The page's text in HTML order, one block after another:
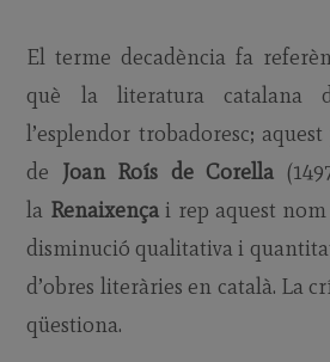
El terme decadència fa
què la literatura catalana
l’esplendor trobadoresc;
de Joan Roís de Corella
la Renaixençai rep aquest nom
disminució qualitativa i
d’obres literàries en català. La
qüestiona.